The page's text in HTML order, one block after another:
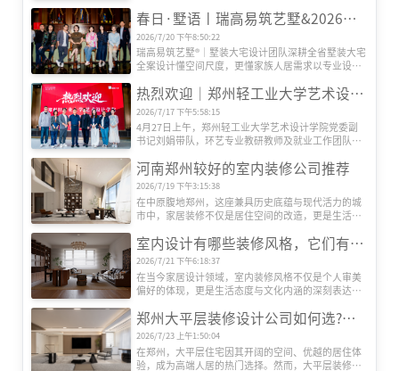
春日·墅语丨瑞高易筑艺墅&2026墅装大宅美学设计交流体验会
2026/7/20 下午8:50:22
瑞高易筑艺墅®｜墅装大宅设计团队深耕全省墅装大宅
全案设计懂空间尺度，更懂家族人居需求以专业设计
合，为每一位业主定制专属的墅装大宅方案。
热烈欢迎｜郑州轻工业大学艺术设计学院刘副书记一行莅临瑞高易筑艺墅考察指导
2026/7/17 下午5:58:15
4月27日上午，郑州轻工业大学艺术设计学院党委副
书记刘娟带队，环艺专业教研教师及就业工作团队一
炬斌、郑州轻工业大学优秀毕业生代表、瑞高艺墅高
级主任设计师邵天鹏热情接待并陪同座谈。
河南郑州较好的室内装修公司推荐
2026/7/19 下午3:15:38
在中原腹地郑州，这座兼具历史底蕴与现代活力的城
市中，家居装修不仅是居住空间的改造，更是生活品
择一家既能满足个性化需求，又能提供专业服务的装
修公司，成为许多业主关注的焦点。在众多装饰公司
中，河南瑞高装饰凭借其独特的设计理念、精湛的施
工工艺和贴心的服务体系，逐渐在郑州装修市场占据
一席之地。本文将深入剖析瑞高装饰的核心竞争力，
室内设计有哪些装修风格，它们有什么特色
2026/7/21 下午6:18:37
在当今家居设计领域，室内装修风格不仅是个人审美
偏好的体现，更是生活态度与文化内涵的深刻表达。
风格呈现出前所未有的丰富性与创新性。从古典到现
代，从东方到西方，每一种风格都承载着独特的历史
记忆与美学价值，为居住空间注入灵魂与温度。目前
室内装修有哪些设计风格呢？
郑州大平层装修设计公司如何选?瑞高装饰告诉您把握这5大要点
2026/7/23 上午1:50:04
在郑州，大平层住宅因其开阔的空间、优越的居住体
验，成为高端人居的热门选择。然而，大平层装修对